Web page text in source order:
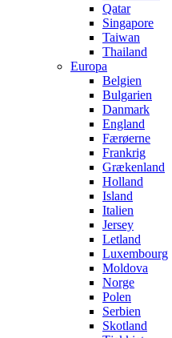
Qatar
Singapore
Taiwan
Thailand
Europa
Belgien
Bulgarien
Danmark
England
Færøerne
Frankrig
Grækenland
Holland
Island
Italien
Jersey
Letland
Luxembourg
Moldova
Norge
Polen
Serbien
Skotland